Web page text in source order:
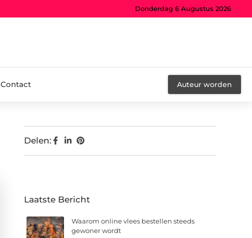
Donderdag 6 Augustus 2026
Contact Auteur worden
Delen:
Laatste Bericht
Waarom online vlees bestellen steeds
gewoner wordt